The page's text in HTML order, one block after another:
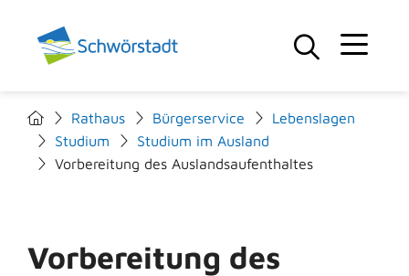
Rathaus Bürgerservice
Lebenslagen
Studium
Studium im Ausland
Vorbereitung des Auslandsaufenthaltes
Vorbereitung des